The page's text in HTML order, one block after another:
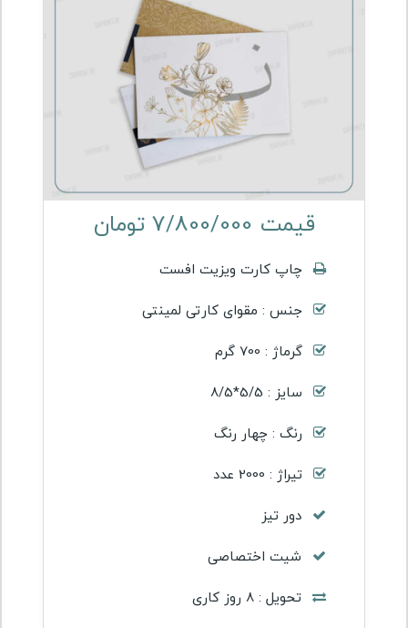
قیمت 7/800/000 تومان
چاپ کارت ویزیت افست
جنس : مقوای کارتی لمینتی
گرماژ : 700 گرم
سایز : 5/5*8/5
رنگ : چهار رنگ
تیراژ : 2000 عدد
دور تیز
شیت اختصاصی
تحویل : 8 روز کاری